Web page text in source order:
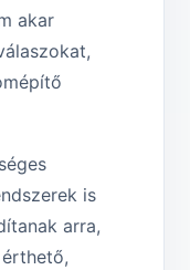
akar
is
arra,